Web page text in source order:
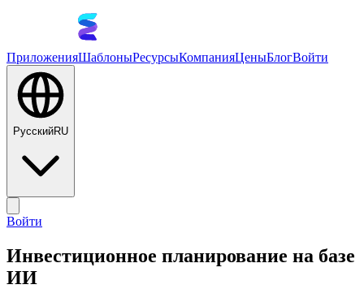
ПриложенияШаблоныРесурсыКомпанияЦеныБлогВойти
РусскийRU
Войти
Инвестиционное планирование на базе
ИИ